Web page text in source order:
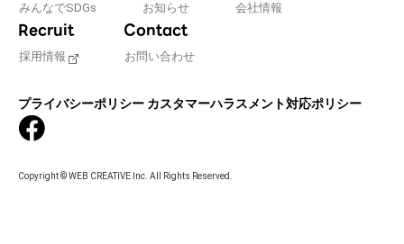
みんなでSDGs お知らせ 会社情報
Recruit
採用情報
Contact
お問い合わせ
プライバシーポリシー カスタマーハラスメント対応ポリシー
Copyright © WEB CREATIVE Inc. All Rights Reserved.